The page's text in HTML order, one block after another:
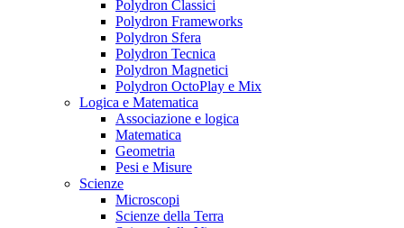
Polydron Classici
Polydron Frameworks
Polydron Sfera
Polydron Tecnica
Polydron Magnetici
Polydron OctoPlay e Mix
Logica e Matematica
Associazione e logica
Matematica
Geometria
Pesi e Misure
Scienze
Microscopi
Scienze della Terra